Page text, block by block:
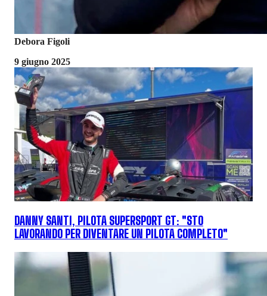
Debora Figoli
9 giugno 2025
DANNY SANTI, PILOTA SUPERSPORT GT: "STO
LAVORANDO PER DIVENTARE UN PILOTA COMPLETO"